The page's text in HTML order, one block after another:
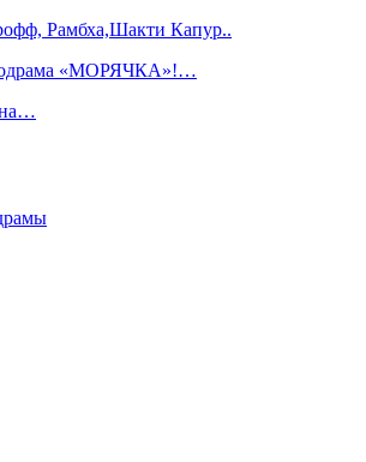
Рамбха,Шакти Капур..
«МОРЯЧКА»!…